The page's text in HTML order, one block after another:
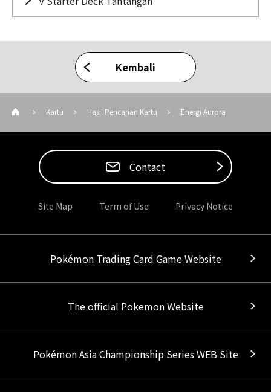
Kembali
Kartu Hasil Pencarian Kartu Energi Aurora
Contact
Site Map Term of Use Privacy Notice
Pokémon Trading Card Game Website
The official Pokemon Website
Pokémon Asia Championship Series WEB Site